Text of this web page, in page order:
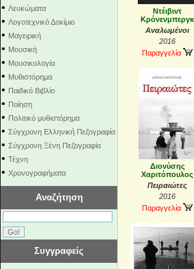
• Λευκώματα
• Λογοτεχνικό Δοκίμιο
• Μαγειρική
• Μουσική
• Μουσικολογία
• Μυθιστόρημα
• Παιδικό Βιβλίο
• Ποίηση
• Πολιτικό μυθιστόρημα
• Σύγχρονη Ελληνική Πεζογραφία
• Σύγχρονη Ξένη Πεζογραφία
• Τέχνη
• Χρονογραφήματα
Αναζήτηση
Συγγραφείς
Ντέιβιντ
Κρόνενμπεργκ
Αναλωμένοι
2016
Παραγγελία
Διονύσης
Χαριτόπουλος
Πειραιώτες
2016
Παραγγελία